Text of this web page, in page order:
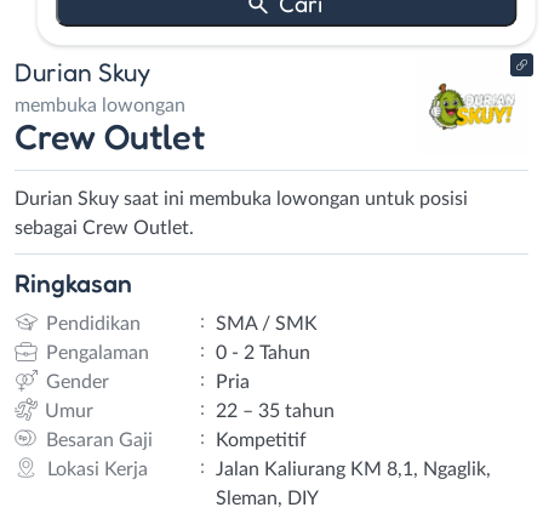
Durian Skuy
membuka lowongan
Crew Outlet
Durian Skuy saat ini membuka lowongan untuk posisi
sebagai Crew Outlet.
Ringkasan
Pendidikan :
SMA / SMK
Pengalaman
:
0 - 2 Tahun
Gender
:
Pria
Umur
:
22 – 35 tahun
Besaran Gaji
:
Kompetitif
Lokasi Kerja
:
Jalan Kaliurang KM 8,1, Ngaglik,
Sleman, DIY